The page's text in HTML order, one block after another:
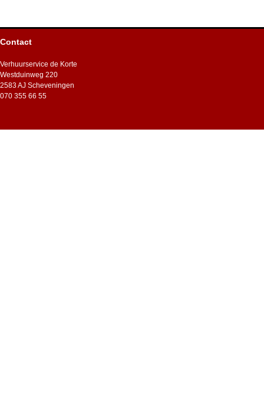
Contact
Verhuurservice de Korte
Westduinweg 220
2583 AJ Scheveningen
070 355 66 55